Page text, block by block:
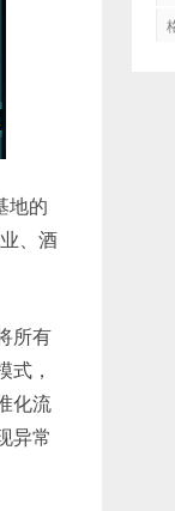
地的
、酒
所有
，
化流
异常